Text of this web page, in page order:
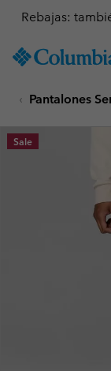
TO
SKIP
MAIN
NAV
Rebajas:
Pantalones
Sale